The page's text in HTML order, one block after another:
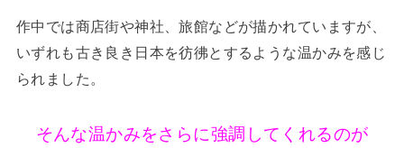
作中では商店街や神社、旅館などが描かれていますが、
いずれも古き良き日本を彷彿とするような温かみを感じ
られました。
そんな温かみをさらに強調してくれるのが